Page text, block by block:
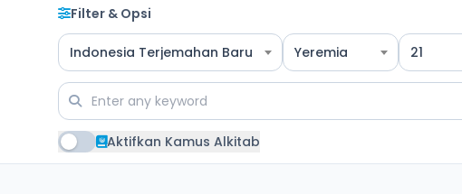
Filter & Opsi
Indonesia Terjemahan Baru Yeremia 21
Aktifkan Kamus Alkitab